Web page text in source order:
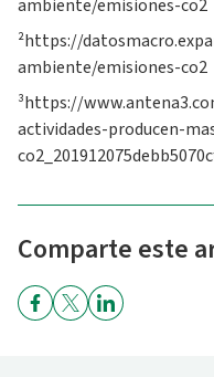
ambiente/emisiones-co2
²https://
ambiente/emisiones-co2
³https://
actividades-producen-
Comparte este